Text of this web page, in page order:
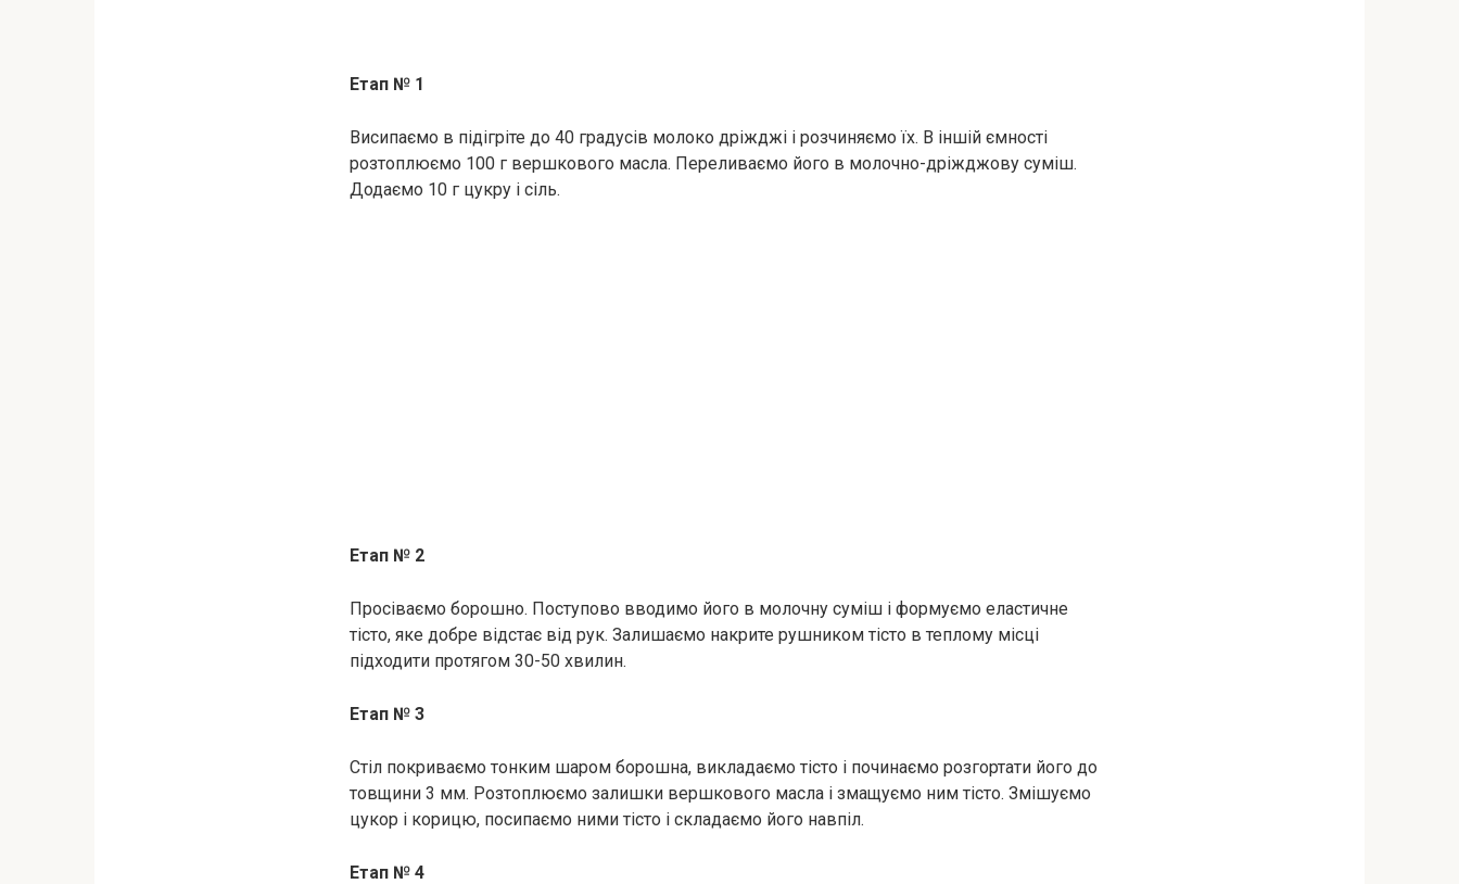
Етап № 1
Висипаємо в підігріте до 40 градусів молоко дріжджі і розчиняємо їх. В іншій ємності
розтоплюємо 100 г вершкового масла. Переливаємо його в молочно-дріжджову суміш.
Додаємо 10 г цукру і сіль.
Етап № 2
Просіваємо борошно. Поступово вводимо його в молочну суміш і формуємо еластичне
тісто, яке добре відстає від рук. Залишаємо накрите рушником тісто в теплому місці
підходити протягом 30-50 хвилин.
Етап № 3
Стіл покриваємо тонким шаром борошна, викладаємо тісто і починаємо розгортати його до
товщини 3 мм. Розтоплюємо залишки вершкового масла і змащуємо ним тісто. Змішуємо
цукор і корицю, посипаємо ними тісто і складаємо його навпіл.
Етап № 4